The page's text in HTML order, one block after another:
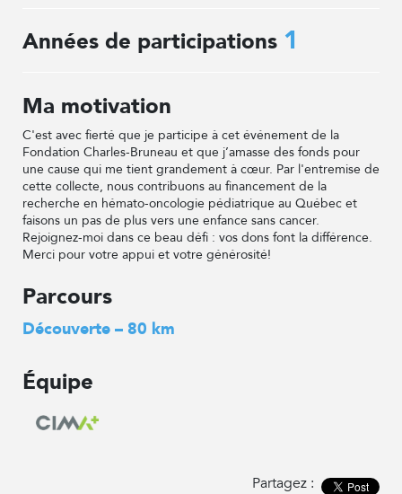
Années de participations 1
Ma motivation
C'est avec fierté que je participe à cet événement de la
Fondation Charles-Bruneau et que j’amasse des fonds pour
une cause qui me tient grandement à cœur. Par l'entremise de
cette collecte, nous contribuons au financement de la
recherche en hémato-oncologie pédiatrique au Québec et
faisons un pas de plus vers une enfance sans cancer.
Rejoignez-moi dans ce beau défi : vos dons font la différence.
Merci pour votre appui et votre générosité!
Parcours
Découverte – 80 km
Équipe
Partagez :